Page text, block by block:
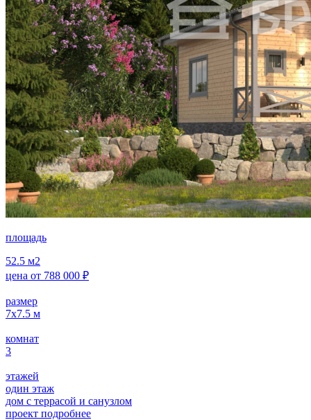
площадь
52.5 м2
цена от 788 000 ₽
размер
7х7.5 м
комнат
3
этажей
один этаж
дом с террасой и санузлом
проект подробнее